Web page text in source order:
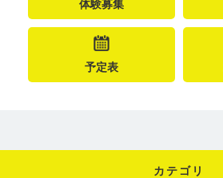
体験募集
予定表
カテゴリ